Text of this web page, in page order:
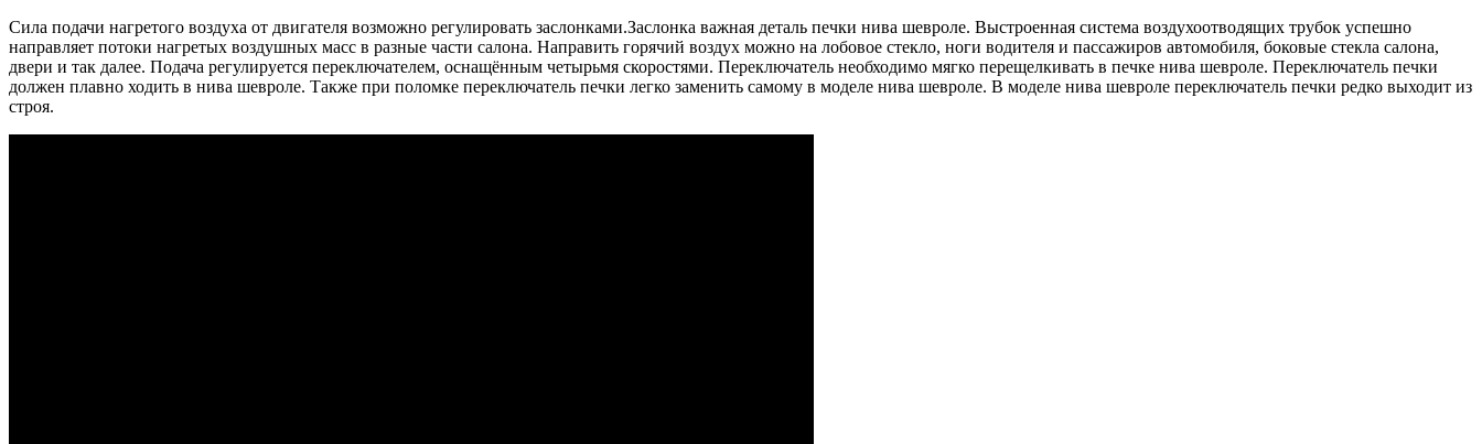
Сила подачи нагретого воздуха от двигателя возможно регулировать заслонками.Заслонка важная деталь печки нива шевроле. Выстроенная система воздухоотводящих трубок успешно
направляет потоки нагретых воздушных масс в разные части салона. Направить горячий воздух можно на лобовое стекло, ноги водителя и пассажиров автомобиля, боковые стекла салона,
двери и так далее. Подача регулируется переключателем, оснащённым четырьмя скоростями. Переключатель необходимо мягко перещелкивать в печке нива шевроле. Переключатель печки
должен плавно ходить в нива шевроле. Также при поломке переключатель печки легко заменить самому в моделе нива шевроле. В моделе нива шевроле переключатель печки редко выходит из
строя.